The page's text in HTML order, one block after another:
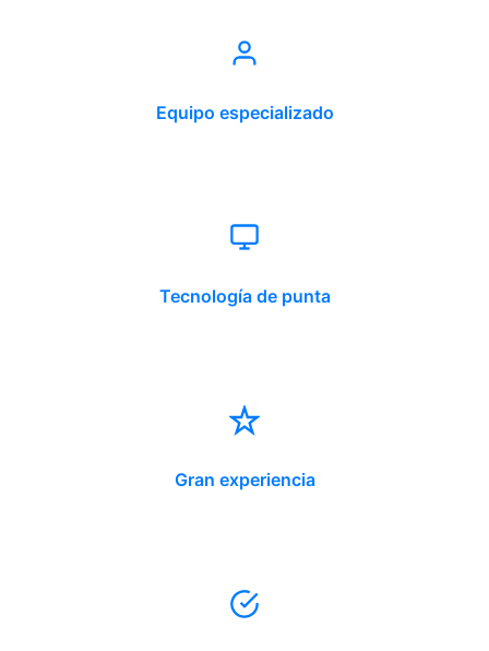
Equipo especializado
Tecnología de punta
Gran experiencia